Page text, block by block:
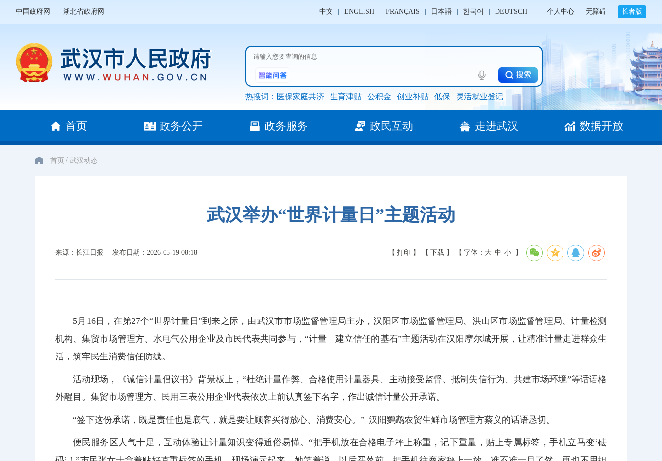
中国政府网 湖北省政府网 中文 ENGLISH FRANÇAIS 日本語 한국어 DEUTSCH 个人中心 无障碍 长者版
搜索
热搜词： 医保家庭共济 生育津贴 公积金 创业补贴 低保 灵活就业登记
首页 政务公开 政务服务 政民互动 走进武汉 数据开放
首页 / 武汉动态
武汉举办“世界计量日”主题活动
来源：长江日报 发布日期：2026-05-19 08:18 【 打印 】 【 下载 】 【 字体： 大 中 小 】
5月16日，在第27个“世界计量日”到来之际，由武汉市市场监督管理局主办，汉阳区市场监督管理局、洪山区市场监督管理局、计量检测
机构、集贸市场管理方、水电气公用企业及市民代表共同参与，“计量：建立信任的基石”主题活动在汉阳摩尔城开展，让精准计量走进群众生
活，筑牢民生消费信任防线。
活动现场，《诚信计量倡议书》背景板上，“杜绝计量作弊、合格使用计量器具、主动接受监督、抵制失信行为、共建市场环境”等话语格
外醒目。集贸市场管理方、民用三表公用企业代表依次上前认真签下名字，作出诚信计量公开承诺。
“签下这份承诺，既是责任也是底气，就是要让顾客买得放心、消费安心。” 汉阳鹦鹉农贸生鲜市场管理方蔡义的话语恳切。
便民服务区人气十足，互动体验让计量知识变得通俗易懂。“把手机放在合格电子秤上称重，记下重量，贴上专属标签，手机立马变‘砝